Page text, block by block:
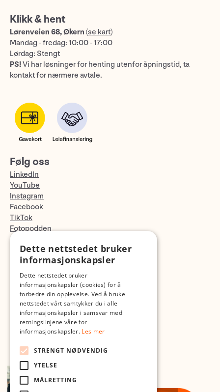
Klikk & hent
Lørenveien 68, Økern (se kart)
Mandag - fredag: 10:00 - 17:00
Lørdag: Stengt
PS!Vi har løsninger for henting utenfor åpningstid, ta
kontakt for nærmere avtale.
Følg oss
LinkedIn
YouTube
Instagram
Facebook
TikTok
Fotopodden
Med forbehold om skrive- og lagerfeil
Dette nettstedet bruker
informasjonskapsler
Dette nettstedet bruker
informasjonskapsler (cookies) for å
forbedre din opplevelse. Ved å bruke
nettstedet vårt samtykker du i alle
informasjonskapsler i samsvar med
retningslinjene våre for
informasjonskapsler. Les mer
STRENGT NØDVENDIG
YTELSE
MÅLRETTING